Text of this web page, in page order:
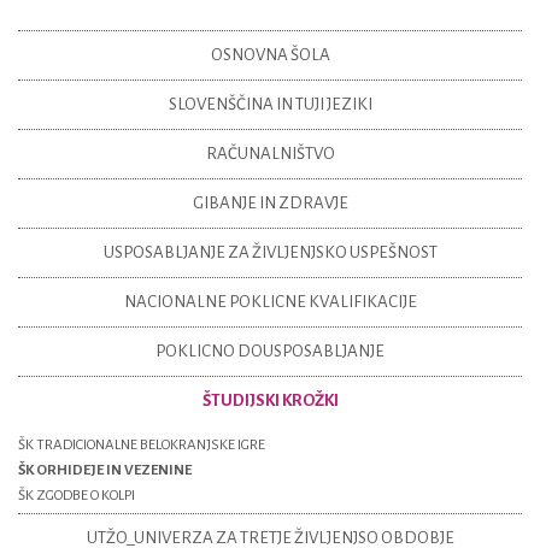
OSNOVNA ŠOLA
SLOVENŠČINA IN TUJI JEZIKI
RAČUNALNIŠTVO
GIBANJE IN ZDRAVJE
USPOSABLJANJE ZA ŽIVLJENJSKO USPEŠNOST
NACIONALNE POKLICNE KVALIFIKACIJE
POKLICNO DOUSPOSABLJANJE
ŠTUDIJSKI KROŽKI
ŠK TRADICIONALNE BELOKRANJSKE IGRE
ŠK ORHIDEJE IN VEZENINE
ŠK ZGODBE O KOLPI
UTŽO_UNIVERZA ZA TRETJE ŽIVLJENJSO OBDOBJE